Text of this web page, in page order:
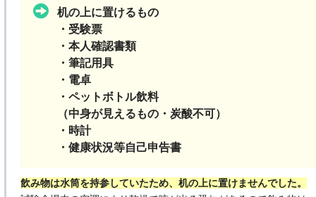
机の上に置けるもの
・受験票
・本人確認書類
・筆記用具
・電卓
・ペットボトル飲料
（中身が見えるもの・炭酸不可）
・時計
・健康状況等自己申告書
飲み物は水筒を持参していたため、机の上に置けませんでした。